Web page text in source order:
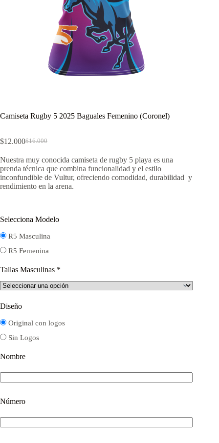
Camiseta Rugby 5 2025 Baguales Femenino (Coronel)
$16.000
El
original
era:
$16.000.
$12.000El
actual
es:
$12.000.
Nuestra muy conocida camiseta de rugby 5 playa es una
prenda técnica que combina funcionalidad y el estilo
inconfundible de Vultur, ofreciendo comodidad, durabilidad y
rendimiento en la arena.
Selecciona Modelo
R5 Masculina
R5 Femenina
Tallas Masculinas *
Diseño
Original con logos
Sin Logos
Nombre
Número